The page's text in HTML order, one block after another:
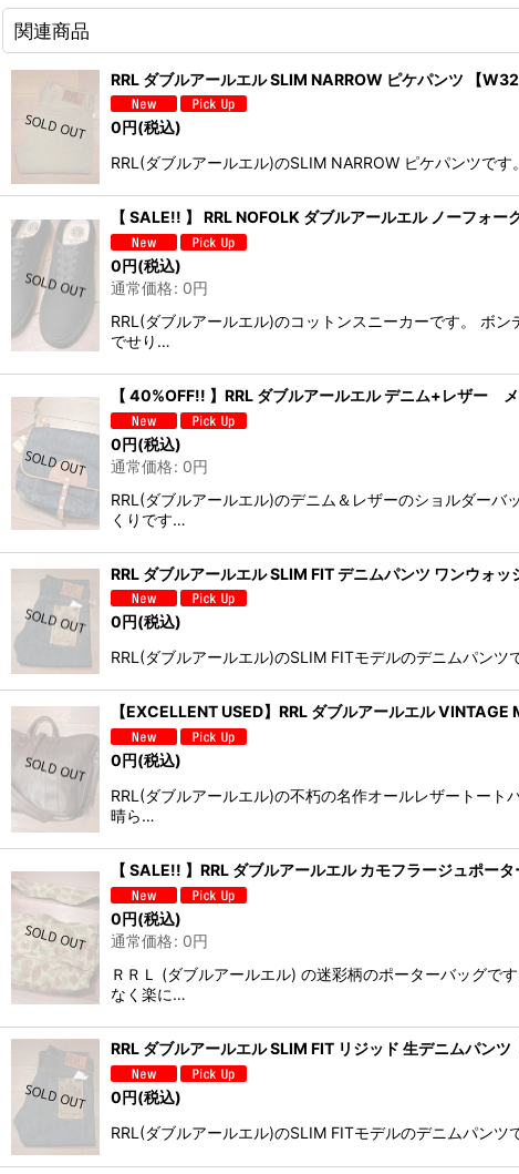
関連商品
RRL ダブルアールエル SLIM NARROW ピケパンツ 【
0円(税込)
RRL(ダブルアールエル)のSLIM NARROW ピケパンツで
【 SALE!! 】 RRL NOFOLK ダブルアールエル ノーフォ
0円(税込)
通常価格: 0円
RRL(ダブルアールエル)のコットンスニーカーです。 ボ
でせり…
【 40%OFF!! 】RRL ダブルアールエル デニム+レザー
0円(税込)
通常価格: 0円
RRL(ダブルアールエル)のデニム＆レザーのショルダー
くりです…
RRL ダブルアールエル SLIM FIT デニムパンツ ワンウォ
0円(税込)
RRL(ダブルアールエル)のSLIM FITモデルのデニムパン
【EXCELLENT USED】RRL ダブルアールエル
0円(税込)
RRL(ダブルアールエル)の不朽の名作オールレザートー
晴ら…
【 SALE!! 】RRL ダブルアールエル カモフラージュポー
0円(税込)
通常価格: 0円
ＲＲＬ (ダブルアールエル) の迷彩柄のポーターバッグで
なく楽に…
RRL ダブルアールエル SLIM FIT リジッド 生デニムパン
0円(税込)
RRL(ダブルアールエル)のSLIM FITモデルのデニムパン